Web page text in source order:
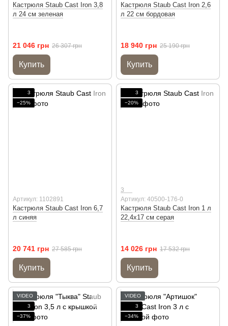
Кастрюля Staub Cast Iron 3,8
л 24 см зеленая
21 046 грн 26 307 грн
Купить
Кастрюля Staub Cast Iron 2,6
л 22 см бордовая
18 940 грн 25 190 грн
Купить
3
−25%
Артикул: 1102891
Кастрюля Staub Cast Iron 6,7
л синяя
20 741 грн 27 585 грн
Купить
3
−20%
3
Артикул: 40500-176-0
Кастрюля Staub Cast Iron 1 л
22,4х17 см серая
14 026 грн 17 532 грн
Купить
VIDEO
3
−37%
VIDEO
3
−34%